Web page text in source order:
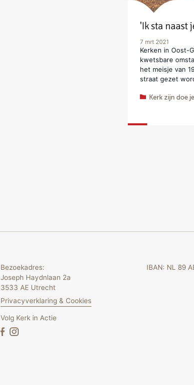
'Ik sta naast
7 mrt 2021
Kerken in Oost-
kwetsbare
het meisje van
straat gezet
Kerk zijn doe
Bezoekadres:
Joseph Haydnlaan 2a
3533 AE Utrecht
Privacyverklaring & Cookies
Volg Kerk in Actie
IBAN: NL 89